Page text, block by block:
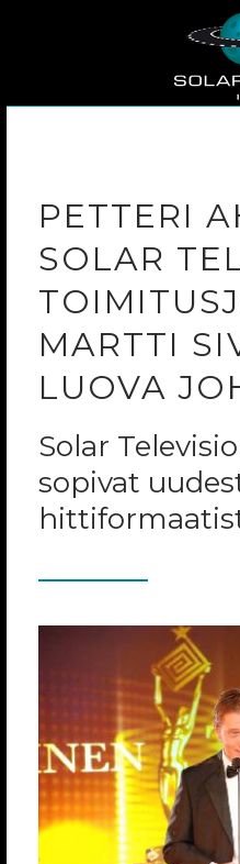
PETTERI
SOLAR
MARTTI
LUOVA
Solar
sopivat